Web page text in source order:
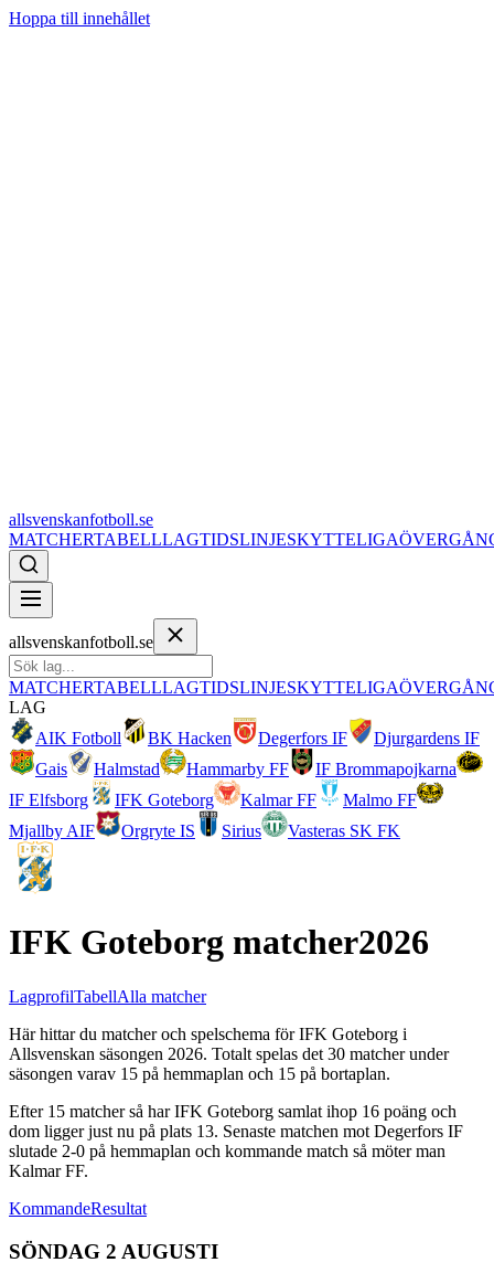
Hoppa till innehållet
allsvenskanfotboll.se
MATCHERTABELLLAGTIDSLINJESKYTTELIGA
allsvenskanfotboll.se
MATCHERTABELLLAGTIDSLINJESKYTTELIGA
LAG
AIK Fotboll
BK Hacken Degerfors IF
Djurgardens IF
Gais
Halmstad Hammarby FF
IF Brommapojkarna
IF Elfsborg
IFK Goteborg Kalmar FF
Malmo FF
Mjallby AIF
Orgryte IS Sirius Vasteras SK FK
IFK Goteborg matcher2026
LagprofilTabellAlla matcher
Här hittar du matcher och spelschema förIFK Goteborg i
Allsvenskan säsongen 2026. Totalt spelas det 30 matcher under
säsongen varav 15 på hemmaplan och 15 på bortaplan.
Efter 15 matcher så harIFK Goteborg samlat ihop 16 poäng och
dom ligger just nu på plats 13. Senaste matchen mot Degerfors IF
slutade 2-0 på hemmaplan och kommande match så möter man
Kalmar FF.
KommandeResultat
SÖNDAG 2 AUGUSTI